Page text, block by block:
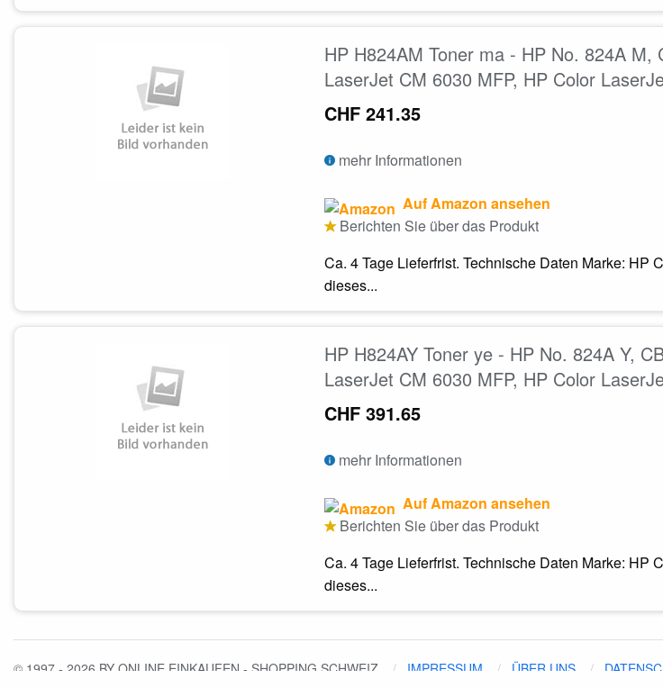
HP H824AM Toner ma - HP No. 824A
LaserJet CM 6030 MFP, HP Color
CHF 241.35
mehr Informationen
Auf Amazon ansehen
Berichten Sie über das Produkt
Ca. 4 Tage Lieferfrist. Technische Daten Marke:
dieses...
HP H824AY Toner ye - HP No. 824A Y,
LaserJet CM 6030 MFP, HP Color
CHF 391.65
mehr Informationen
Auf Amazon ansehen
Berichten Sie über das Produkt
Ca. 4 Tage Lieferfrist. Technische Daten Marke:
dieses...
© 1997 - 2026 BY ONLINE EINKAUFEN - SHOPPING SCHWEIZ IMPRESSUM ÜBER UNS